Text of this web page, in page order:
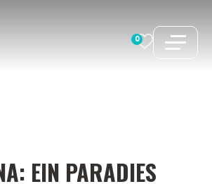
0
EIN PARADIES